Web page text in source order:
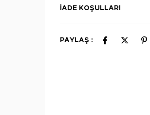
İADE KOŞULLARI
PAYLAŞ :